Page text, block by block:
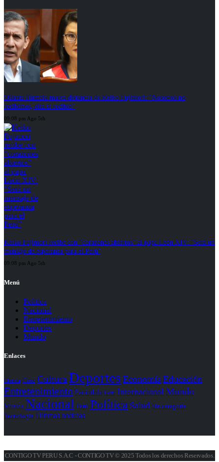
Ollanta Humala marca distancia de Keiko Fujimori: “Nosotros no
recibimos, ella sí recibió”
09:08 pm Ago 5th
Keiko Fujimori recibe con “corazones abiertos” al papa León XIV: “Será un
mensaje de esperanza para el Perú”
09:08 pm Ago 5th
Menú
Política
Nacional
Entretenimiento
Deportes
Mundo
Enlaces
Ciencia Cine Cultura DeportesEconomía Educación
Entretenimiento Farándula Gear Internacional Mundo
Música Nacional Perú Política Salud Sin categoría
Tecnología Últimas noticias
CONTIGO TV PERU S.A.C - CONTIGO TV © 2025 Todos los derechos Reservados.